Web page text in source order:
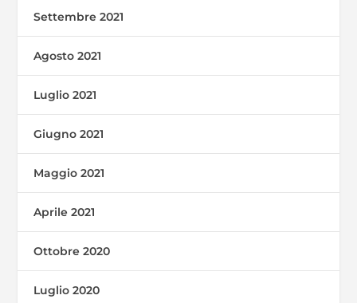
Settembre 2021
Agosto 2021
Luglio 2021
Giugno 2021
Maggio 2021
Aprile 2021
Ottobre 2020
Luglio 2020